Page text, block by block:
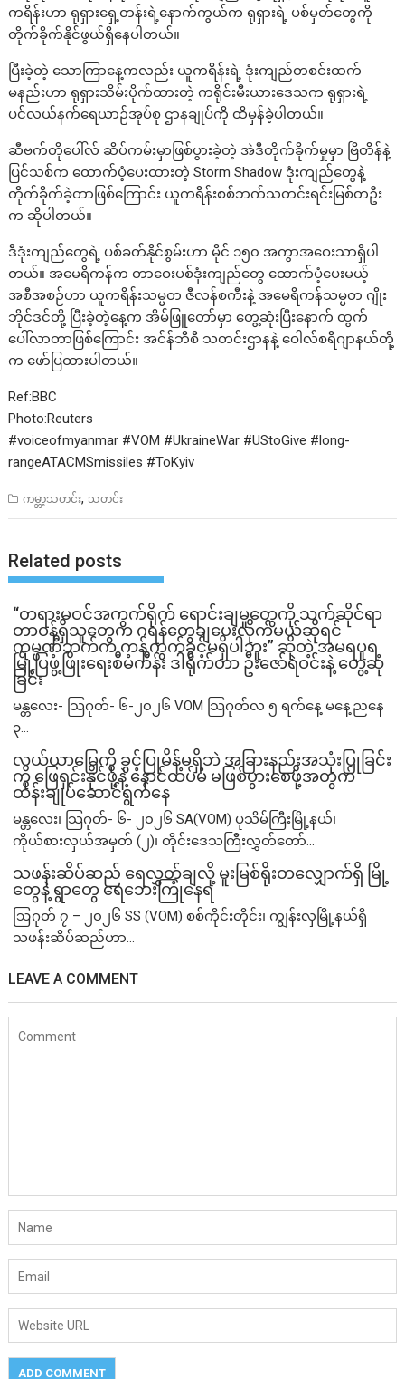
ကရိန်းဟာ ရုရှားရှေ့တန်းရဲ့နောက်ကွယ်က ရုရှားရဲ့ ပစ်မှတ်တွေကို
တိုက်ခိုက်နိုင်ဖွယ်ရှိနေပါတယ်။
ပြီးခဲ့တဲ့ သောကြာနေ့ကလည်း ယူကရိန်းရဲ့ ဒုံးကျည်တစင်းထက်
မနည်းဟာ ရုရှားသိမ်းပိုက်ထားတဲ့ ကရိုင်းမီးယားဒေသက ရုရှားရဲ့
ပင်လယ်နက်ရေယာဉ်အုပ်စု ဌာနချုပ်ကို ထိမှန်ခဲ့ပါတယ်။
ဆီဗက်တိုပေါ်လ် ဆိပ်ကမ်းမှာဖြစ်ပွားခဲ့တဲ့ အဲဒီတိုက်ခိုက်မှုမှာ ဗြိတိန်နဲ့
ပြင်သစ်က ထောက်ပံ့ပေးထားတဲ့ Storm Shadow ဒုံးကျည်တွေနဲ့
တိုက်ခိုက်ခဲ့တာဖြစ်ကြောင်း ယူကရိန်းစစ်ဘက်သတင်းရင်းမြစ်တဦး
က ဆိုပါတယ်။
ဒီဒုံးကျည်တွေရဲ့ ပစ်ခတ်နိုင်စွမ်းဟာ မိုင် ၁၅၀ အကွာအဝေးသာရှိပါ
တယ်။ အမေရိကန်က တာဝေးပစ်ဒုံးကျည်တွေ ထောက်ပံ့ပေးမယ့်
အစီအစဉ်ဟာ ယူကရိန်းသမ္မတ ဇီလန်စကီးနဲ့ အမေရိကန်သမ္မတ ဂျိုး
ဘိုင်ဒင်တို့ ပြီးခဲ့တဲ့နေ့က အိမ်ဖြူတော်မှာ တွေ့ဆုံးပြီးနောက် ထွက်
ပေါ်လာတာဖြစ်ကြောင်း အင်န်ဘီစီ သတင်းဌာနနဲ့ ဝေါလ်စရိဂျာနယ်တို့
က ဖော်ပြထားပါတယ်။
Ref:BBC
Photo:Reuters
#voiceofmyanmar #VOM #UkraineWar #UStoGive #long-
rangeATACMSmissiles #ToKyiv
ကမ္ဘာ့သတင်း, သတင်း
Related posts
“တရားမဝင်အကွက်ရိုက် ရောင်းချမှုတွေကို သက်ဆိုင်ရာ
တာဝန်ရှိသူတွေက ဂရန်တွေချပေးလိုက်မယ်ဆိုရင်
ကုမ္ပဏီဘက်က ကန့်ကွက်ခွင့်မရှိပါဘူး” ဆိုတဲ့ အမရပူရ
မြို့ပြဖွံ့ဖြိုးရေးစီမံကိန်း ဒါရိုက်တာ ဦးဇော်ရဲဝင်းနဲ့ တွေ့ဆုံ
ခြင်း
မန္တလေး- သြဂုတ်- ၆-၂၀၂၆ VOM သြဂုတ်လ ၅ ရက်နေ့ မနေ့ညနေ
၃...
လယ်ယာမြေကို ခွင့်ပြုမိန့်မရှိဘဲ အခြားနည်းအသုံးပြုခြင်း
ကို ဖြေရှင်းနိုင်ဖို့နဲ့ နောင်ထပ်မံ မဖြစ်ပွားစေဖို့အတွက်
ထိန်းချုပ်ဆောင်ရွက်နေ
မန္တလေး၊ သြဂုတ်- ၆- ၂၀၂၆ SA(VOM) ပုသိမ်ကြီးမြို့နယ်၊
ကိုယ်စားလှယ်အမှတ် (၂)၊ တိုင်းဒေသကြီးလွှတ်တော်...
သဖန်းဆိပ်ဆည် ရေလွှတ်ချလို့ မူးမြစ်ရိုးတလျှောက်ရှိ မြို့
တွေနဲ့ ရွာတွေ ရေဘေးကြုံနေရ
ဩဂုတ် ၇ – ၂၀၂၆ SS (VOM) စစ်ကိုင်းတိုင်း၊ ကျွန်းလှမြို့နယ်ရှိ
သဖန်းဆိပ်ဆည်ဟာ...
LEAVE A COMMENT